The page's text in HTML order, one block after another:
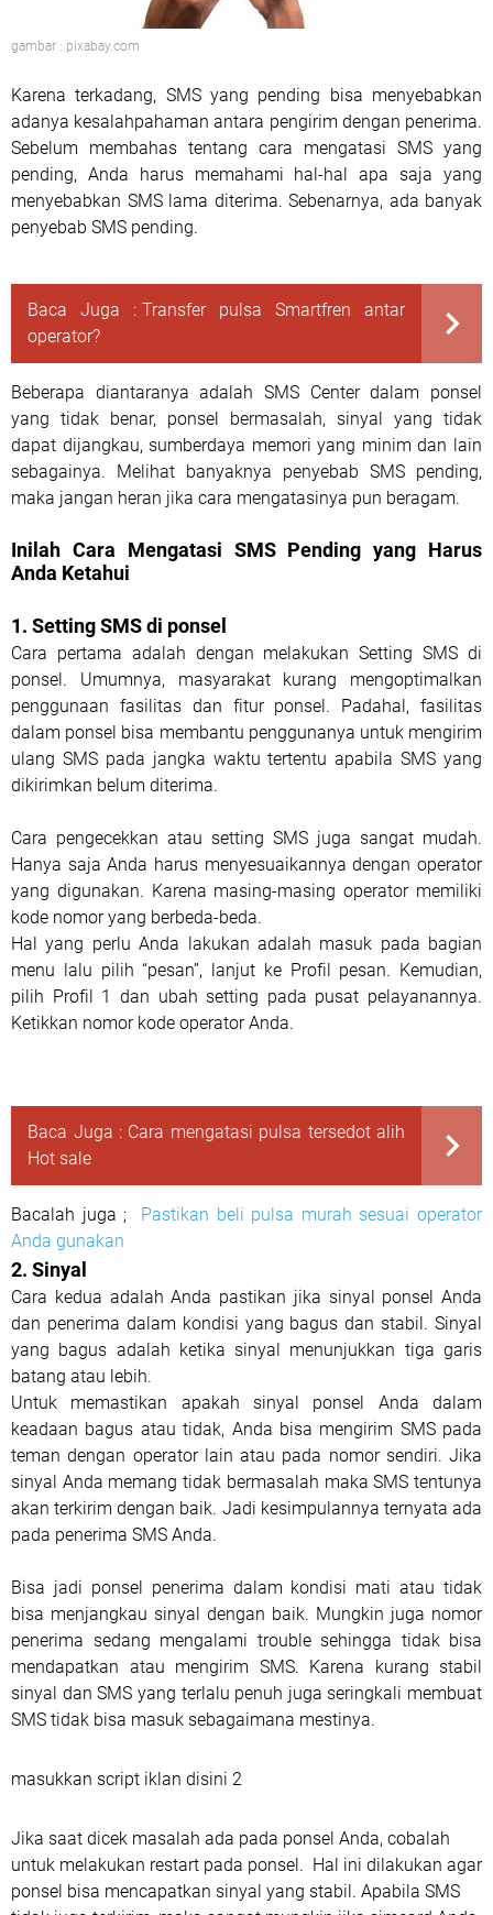
gambar : pixabay.com
Karena terkadang, SMS yang pending bisa menyebabkan
adanya kesalahpahaman antara pengirim dengan penerima.
Sebelum membahas tentang cara mengatasi SMS yang
pending, Anda harus memahami hal-hal apa saja yang
menyebabkan SMS lama diterima. Sebenarnya, ada banyak
penyebab SMS pending.
Baca Juga : Transfer pulsa Smartfren antar
operator?
Beberapa diantaranya adalah SMS Center dalam ponsel
yang tidak benar, ponsel bermasalah, sinyal yang tidak
dapat dijangkau, sumberdaya memori yang minim dan lain
sebagainya. Melihat banyaknya penyebab SMS pending,
maka jangan heran jika cara mengatasinya pun beragam.
Inilah Cara Mengatasi SMS Pending yang Harus
Anda Ketahui
1. Setting SMS di ponsel
Cara pertama adalah dengan melakukan Setting SMS di
ponsel. Umumnya, masyarakat kurang mengoptimalkan
penggunaan fasilitas dan fitur ponsel. Padahal, fasilitas
dalam ponsel bisa membantu penggunanya untuk mengirim
ulang SMS pada jangka waktu tertentu apabila SMS yang
dikirimkan belum diterima.
Cara pengecekkan atau setting SMS juga sangat mudah.
Hanya saja Anda harus menyesuaikannya dengan operator
yang digunakan. Karena masing-masing operator memiliki
kode nomor yang berbeda-beda.
Hal yang perlu Anda lakukan adalah masuk pada bagian
menu lalu pilih “pesan”, lanjut ke Profil pesan. Kemudian,
pilih Profil 1 dan ubah setting pada pusat pelayanannya.
Ketikkan nomor kode operator Anda.
Baca Juga : Cara mengatasi pulsa tersedot alih
Hot sale
Bacalah juga ; Pastikan beli pulsa murah sesuai operator
Anda gunakan
2. Sinyal
Cara kedua adalah Anda pastikan jika sinyal ponsel Anda
dan penerima dalam kondisi yang bagus dan stabil. Sinyal
yang bagus adalah ketika sinyal menunjukkan tiga garis
batang atau lebih.
Untuk memastikan apakah sinyal ponsel Anda dalam
keadaan bagus atau tidak, Anda bisa mengirim SMS pada
teman dengan operator lain atau pada nomor sendiri. Jika
sinyal Anda memang tidak bermasalah maka SMS tentunya
akan terkirim dengan baik. Jadi kesimpulannya ternyata ada
pada penerima SMS Anda.
Bisa jadi ponsel penerima dalam kondisi mati atau tidak
bisa menjangkau sinyal dengan baik. Mungkin juga nomor
penerima sedang mengalami trouble sehingga tidak bisa
mendapatkan atau mengirim SMS. Karena kurang stabil
sinyal dan SMS yang terlalu penuh juga seringkali membuat
SMS tidak bisa masuk sebagaimana mestinya.
masukkan script iklan disini 2
Jika saat dicek masalah ada pada ponsel Anda, cobalah
untuk melakukan restart pada ponsel. Hal ini dilakukan agar
ponsel bisa mencapatkan sinyal yang stabil. Apabila SMS